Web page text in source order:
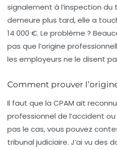
signalement à l’inspection du
demeure plus tard, elle a
14 000 €. Le problème ?
pas que l’origine
les employeurs ne le disent
Comment prouver
Il faut que la CPAM ait
professionnel de l’accident
pas le cas, vous pouvez
tribunal judiciaire. J’ai vu des